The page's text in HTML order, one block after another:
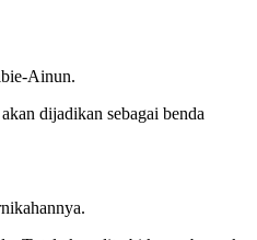
Ainun.
dijadikan sebagai benda